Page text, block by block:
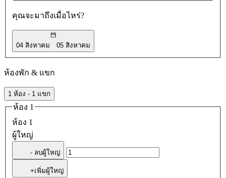
คุณจะมาถึงเมื่อไหร่?
04 สิงหาคม 05 สิงหาคม
ห้องพัก & แขก
1 ห้อง - 1 แขก
ห้อง 1
ห้อง 1
ผู้ใหญ่
- ลบผู้ใหญ่
+เพิ่มผู้ใหญ่